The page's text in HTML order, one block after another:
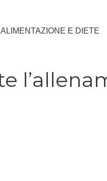
ALIMENTAZIONE E DIETE